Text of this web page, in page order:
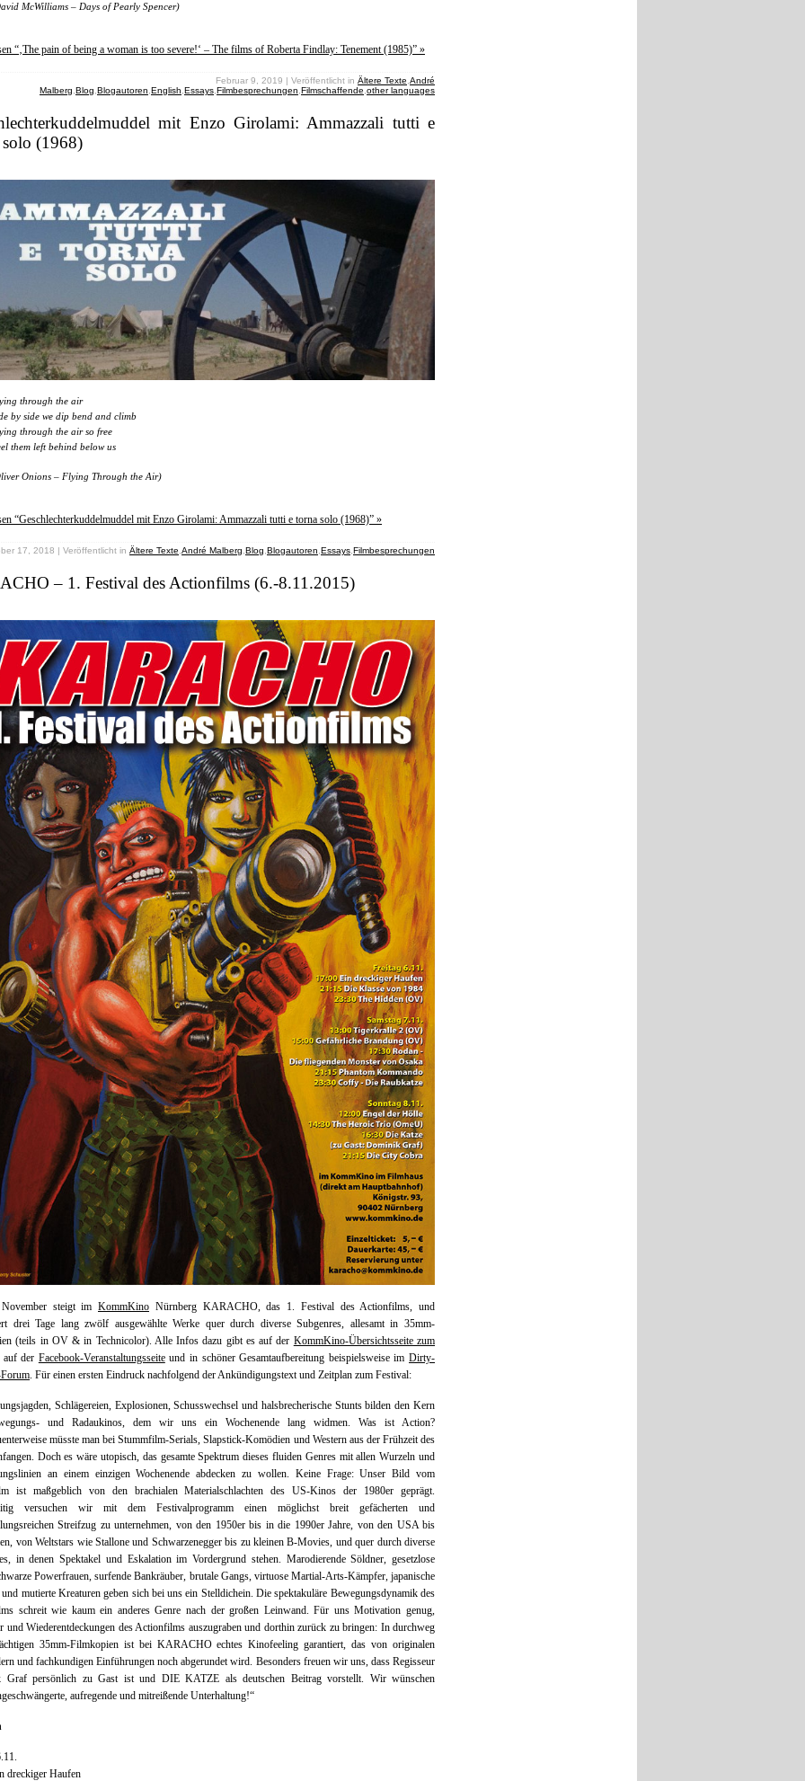
McWilliams – Days of Pearly Spencer)
“‚The pain of being a woman is too severe!‘ – The films of Roberta Findlay: Tenement (1985)” »
Februar 9, 2019 | Veröffentlicht in Ältere Texte André
Malberg Blog Blogautoren English Essays Filmbesprechungen Filmschaffende other languages
mit Enzo Girolami: Ammazzali tutti e
(1968)
through the air
by side we dip bend and climb
through the air so free
them left behind below us
Onions – Flying Through the Air)
“Geschlechterkuddelmuddel mit Enzo Girolami: Ammazzali tutti e torna solo (1968)” »
17, 2018 | Veröffentlicht in Ältere Texte André Malberg Blog Blogautoren Essays Filmbesprechungen
– 1. Festival des Actionfilms (6.-8.11.2015)
steigt im KommKino Nürnberg KARACHO, das 1. Festival des Actionfilms, und
drei Tage lang zwölf ausgewählte Werke quer durch diverse Subgenres, allesamt in 35mm-
(teils in OV & in Technicolor). Alle Infos dazu gibt es auf der KommKino-Übersichtsseite zum
auf der Facebook-Veranstaltungsseiteund in schöner Gesamtaufbereitung beispielsweise imDirty-
. Für einen ersten Eindruck nachfolgend der Ankündigungstext und Zeitplan zum Festival:
Schlägereien, Explosionen, Schusswechsel und halsbrecherische Stunts bilden den Kern
und Radaukinos, dem wir uns ein Wochenende lang widmen. Was ist Action?
müsste man bei Stummfilm-Serials, Slapstick-Komödien und Western aus der Frühzeit des
Doch es wäre utopisch, das gesamte Spektrum dieses fluiden Genres mit allen Wurzeln und
an einem einzigen Wochenende abdecken zu wollen. Keine Frage: Unser Bild vom
ist maßgeblich von den brachialen Materialschlachten des US-Kinos der 1980er geprägt.
versuchen wir mit dem Festivalprogramm einen möglichst breit gefächerten und
Streifzug zu unternehmen, von den 1950er bis in die 1990er Jahre, von den USA bis
von Weltstars wie Stallone und Schwarzenegger bis zu kleinen B-Movies, und quer durch diverse
in denen Spektakel und Eskalation im Vordergrund stehen. Marodierende Söldner, gesetzlose
Powerfrauen, surfende Bankräuber, brutale Gangs, virtuose Martial-Arts-Kämpfer, japanische
mutierte Kreaturen geben sich bei uns ein Stelldichein. Die spektakuläre Bewegungsdynamik des
schreit wie kaum ein anderes Genre nach der großen Leinwand. Für uns Motivation genug,
und Wiederentdeckungen des Actionfilms auszugraben und dorthin zurück zu bringen: In durchweg
35mm-Filmkopien ist bei KARACHO echtes Kinofeeling garantiert, das von originalen
und fachkundigen Einführungen noch abgerundet wird. Besonders freuen wir uns, dass Regisseur
Graf persönlich zu Gast ist und DIE KATZE als deutschen Beitrag vorstellt. Wir wünschen
aufregende und mitreißende Unterhaltung!“
dreckiger Haufen